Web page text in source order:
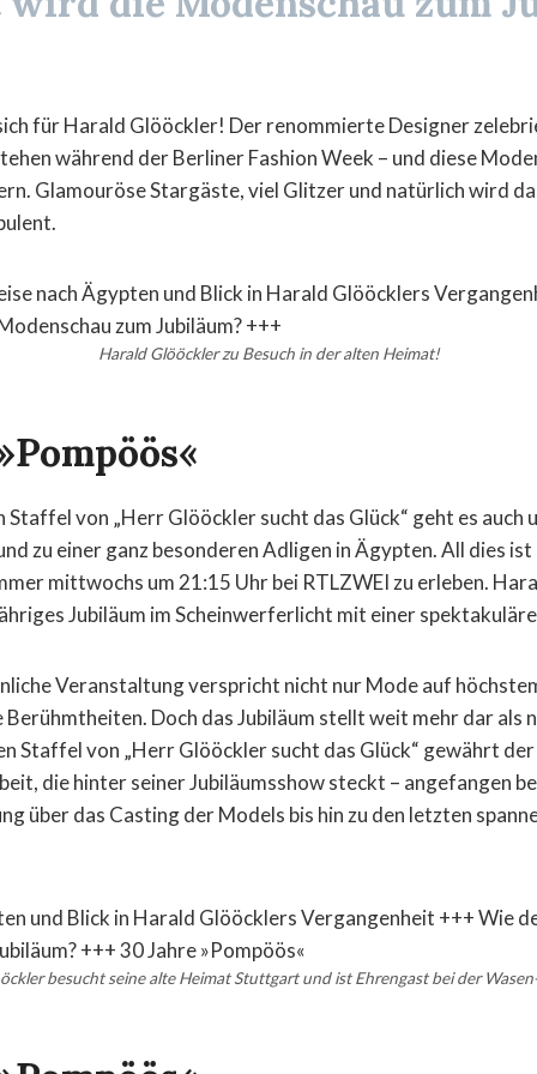
für Harald Glööckler! Der renommierte Designer
während der Berliner Fashion Week – und diese
Glamouröse Stargäste, viel Glitzer und natürlich wird
Harald Glööckler zu Besuch in der alten Heimat!
Staffel von „Herr Glööckler sucht das Glück“ geht es auch
zu einer ganz besonderen Adligen in Ägypten. All dies ist
mittwochs um 21:15 Uhr bei RTLZWEI zu erleben.
Jubiläum im Scheinwerferlicht mit einer
Veranstaltung verspricht nicht nur Mode auf
Doch das Jubiläum stellt weit mehr dar als
Staffel von „Herr Glööckler sucht das Glück“ gewährt
die hinter seiner Jubiläumsshow steckt – angefangen
über das Casting der Models bis hin zu den letzten
besucht seine alte Heimat Stuttgart und ist Ehrengast bei der